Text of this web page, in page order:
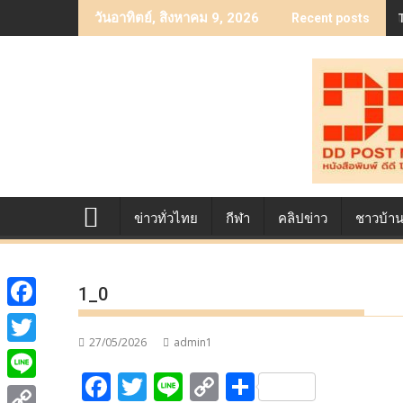
to
วันอาทิตย์, สิงหาคม 9, 2026 Recent posts
ข่าวทั่วไทย กีฬา คลิปข่าว ชาวบ้าน
1_0
27/05/2026 admin1
F T Li C S
F
a
c
T
w
L